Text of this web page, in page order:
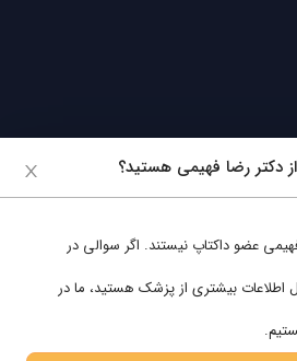
کنید
دکتر رضا فهیمی هستید؟
عضو داکتاپ نیستند. اگر سوالی در
اطلاعات بیشتری از پزشک هستید، ما در